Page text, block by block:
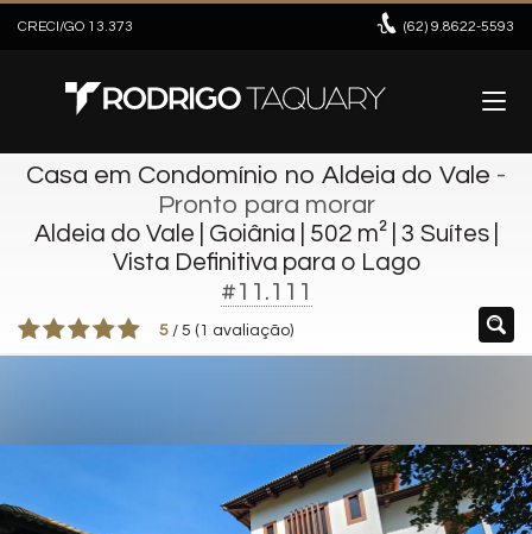
CRECI/GO 13.373 (62) 9.8622-5593
Casa em Condomínio no Aldeia do Vale -
Pronto para morar
Aldeia do Vale | Goiânia | 502 m² | 3 Suítes |
Vista Definitiva para o Lago
#11.111
5 / 5 ( 1 avaliação)